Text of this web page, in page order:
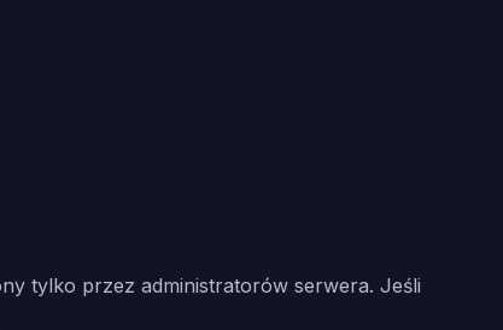
tylko przez administratorów serwera. Jeśli